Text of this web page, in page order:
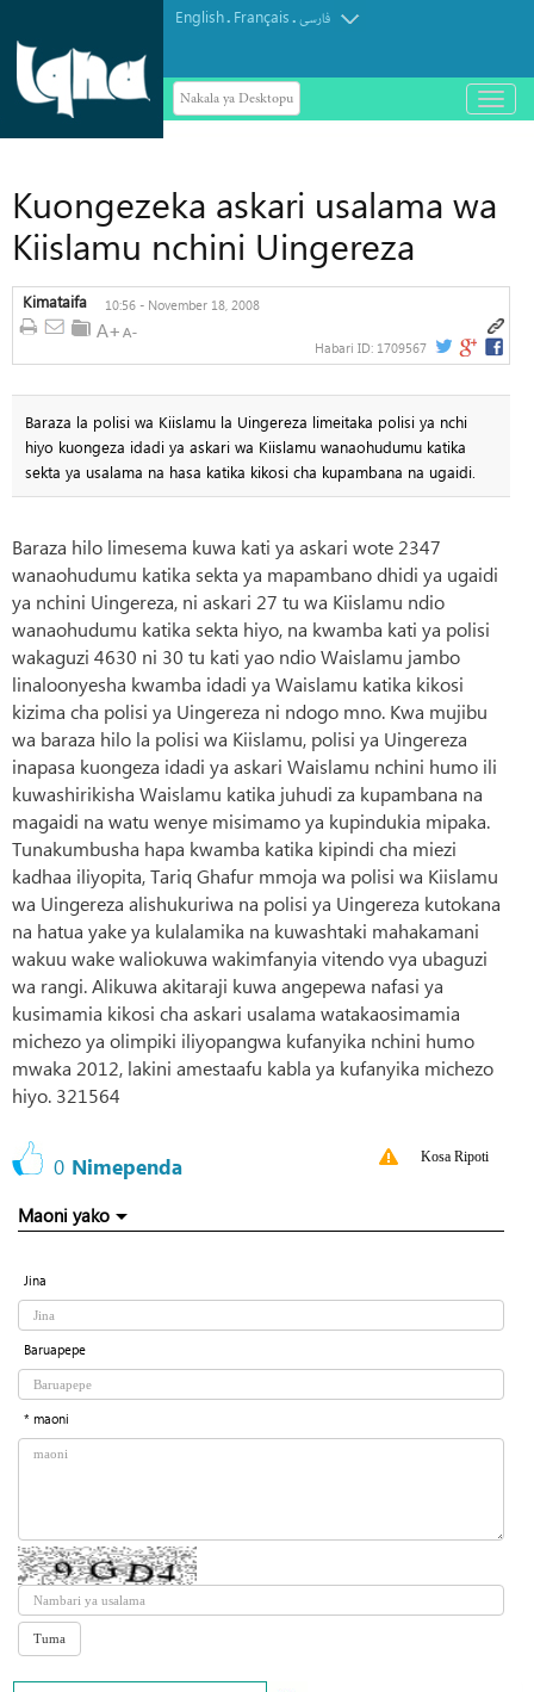
English. Français.فارسی
Nakala ya Desktopu
باز
و
Kuongezeka askari usalama wa
Kiislamu nchini Uingereza
Kimataifa 10:56 - November 18, 2008
Habari ID: 1709567
Baraza la polisi wa Kiislamu la Uingereza limeitaka polisi ya nchi
hiyo kuongeza idadi ya askari wa Kiislamu wanaohudumu katika
sekta ya usalama na hasa katika kikosi cha kupambana na ugaidi.
Baraza hilo limesema kuwa kati ya askari wote 2347
wanaohudumu katika sekta ya mapambano dhidi ya ugaidi
ya nchini Uingereza, ni askari 27 tu wa Kiislamu ndio
wanaohudumu katika sekta hiyo, na kwamba kati ya polisi
wakaguzi 4630 ni 30 tu kati yao ndio Waislamu jambo
linaloonyesha kwamba idadi ya Waislamu katika kikosi
kizima cha polisi ya Uingereza ni ndogo mno. Kwa mujibu
wa baraza hilo la polisi wa Kiislamu, polisi ya Uingereza
inapasa kuongeza idadi ya askari Waislamu nchini humo ili
kuwashirikisha Waislamu katika juhudi za kupambana na
magaidi na watu wenye misimamo ya kupindukia mipaka.
Tunakumbusha hapa kwamba katika kipindi cha miezi
kadhaa iliyopita, Tariq Ghafur mmoja wa polisi wa Kiislamu
wa Uingereza alishukuriwa na polisi ya Uingereza kutokana
na hatua yake ya kulalamika na kuwashtaki mahakamani
wakuu wake waliokuwa wakimfanyia vitendo vya ubaguzi
wa rangi. Alikuwa akitaraji kuwa angepewa nafasi ya
kusimamia kikosi cha askari usalama watakaosimamia
michezo ya olimpiki iliyopangwa kufanyika nchini humo
mwaka 2012, lakini amestaafu kabla ya kufanyika michezo
hiyo. 321564
0 Nimependa Kosa Ripoti
Maoni yako
Jina
Baruapepe
* maoni